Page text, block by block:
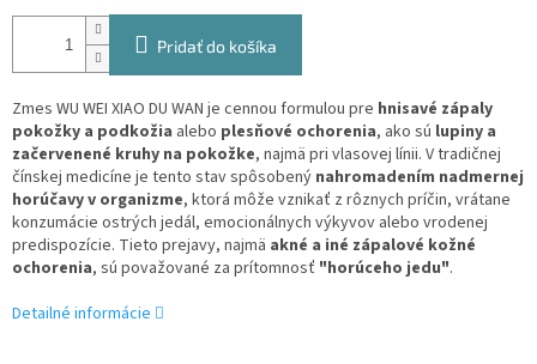
Pridať do košíka
Zmes WU WEI XIAO DU WAN je cennou formulou pre hnisavé zápaly
pokožky a podkožia alebo plesňové ochorenia, ako sú lupiny a
začervenené kruhy na pokožke, najmä pri vlasovej línii. V tradičnej
čínskej medicíne je tento stav spôsobený nahromadením nadmernej
horúčavy v organizme, ktorá môže vznikať z rôznych príčin, vrátane
konzumácie ostrých jedál, emocionálnych výkyvov alebo vrodenej
predispozície. Tieto prejavy, najmä akné a iné zápalové kožné
ochorenia, sú považované za prítomnosť "horúceho jedu".
Detailné informácie